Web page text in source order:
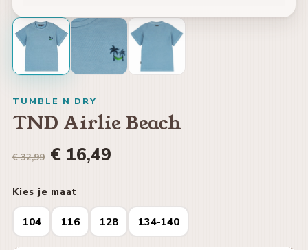
TUMBLE N DRY
TND Airlie Beach
€ 32,99 € 16,49
Kies je maat
104 116 128 134-140